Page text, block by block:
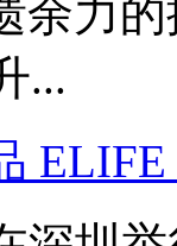
余力
...